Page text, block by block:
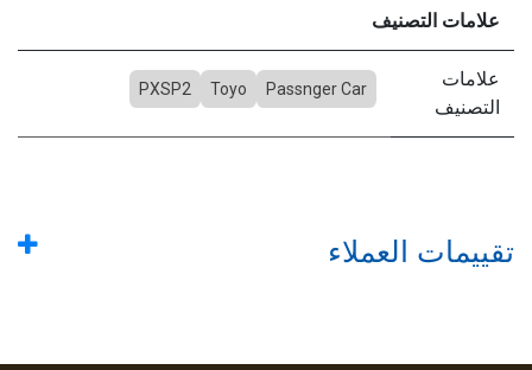
علامات التصنيف
علامات
التصنيف
Passnger Car
Toyo
PXSP2
تقييمات العملاء